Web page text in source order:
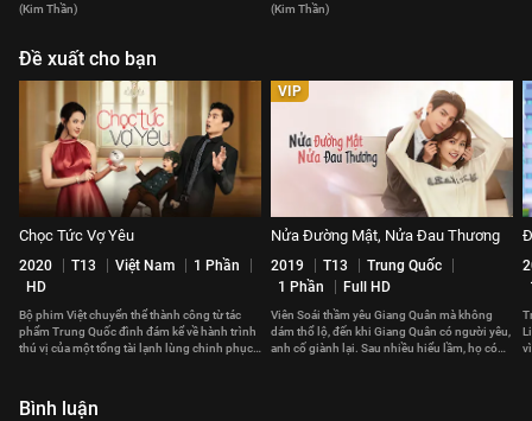
(Kim Thần)
(Kim Thần)
Đề xuất cho bạn
Chọc Tức Vợ Yêu
2020 T13 Việt Nam
1 Phần
HD
Bộ phim Việt chuyển thể thành công từ tác
phẩm Trung Quốc đình đám kể về hành trình
thú vị của một tổng tài lạnh lùng chinh phục
VIP
Nửa Đường Mật, Nửa Đau Thương
2019 T13
Trung Quốc
1 Phần
Full HD
Viên Soái thầm yêu Giang Quân mà không
dám thổ lộ, đến khi Giang Quân có người yêu,
anh cố giành lại. Sau nhiều hiểu lầm, họ có
Bình luận